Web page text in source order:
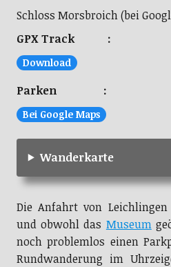
Schloss Morsbroich (bei
GPX Track :
Download
Parken :
Bei Google Maps
Wanderkarte
Die Anfahrt von
und obwohl das Museum
noch problemlos einen
Rundwanderung im